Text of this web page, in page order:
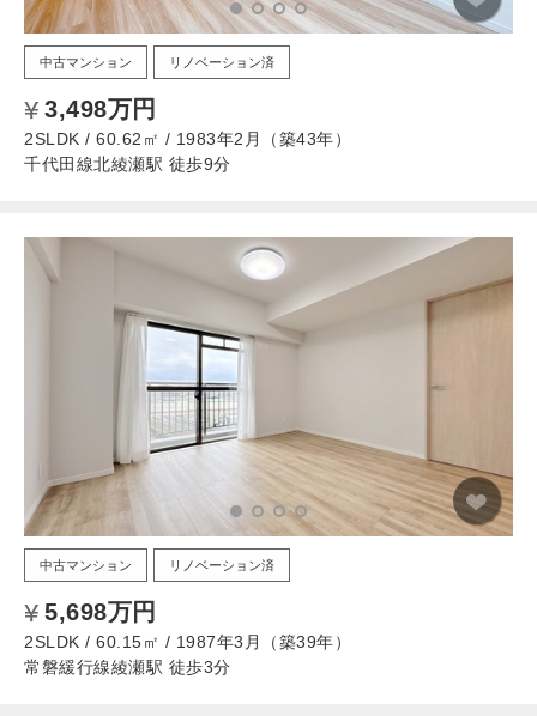
中古マンション リノベーション済
3,498万円
2SLDK / 60.62㎡ / 1983年2月（築43年）
千代田線北綾瀬駅 徒歩9分
中古マンション リノベーション済
5,698万円
2SLDK / 60.15㎡ / 1987年3月（築39年）
常磐緩行線綾瀬駅 徒歩3分